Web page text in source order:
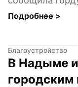
Подробнее >
Благоустройство
В Надыме
городским